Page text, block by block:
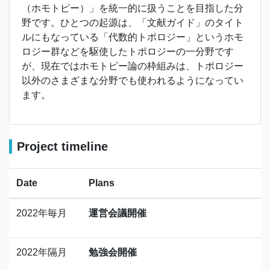
（ホモトピー）」を統一的に扱うことを目指した分
野です。ひとつの起源は、「文献ガイド」のタイト
ルにもなっている「代数的トポロジー」というホモ
ロジー群などを駆使したトポロジーの一分野です
が、現在ではホモトピー論の枠組みは、トポロジー
以外のさまざまな分野でも使われるようになってい
ます。
Project timeline
Date Plans
2022年毎月 運営会議開催
2022年隔月 勉強会開催